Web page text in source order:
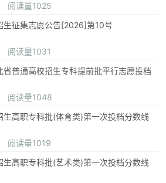
阅读量1025
生征集志愿公告[2026]第10号
阅读量1031
省普通高校招生专科提前批平行志愿投档
阅读量1048
高职专科批(体育类)第一次投档分数线
阅读量1019
高职专科批(艺术类)第一次投档分数线